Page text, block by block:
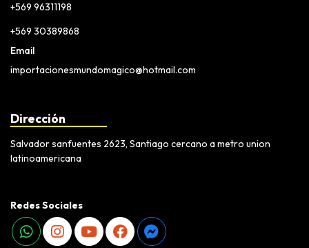
+569 96311198
+569 30389868
Email
importacionesmundomagico@hotmail.com
Dirección
Salvador sanfuentes 2623, Santiago cercano a metro union
latinoamericana
Redes Sociales